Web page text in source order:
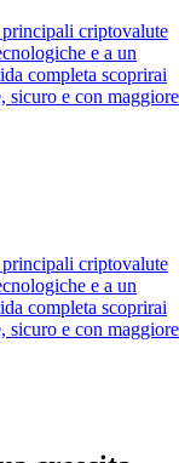
criptovalute
e a un
completa scoprirai
sicuro e con maggiore
criptovalute
e a un
completa scoprirai
sicuro e con maggiore